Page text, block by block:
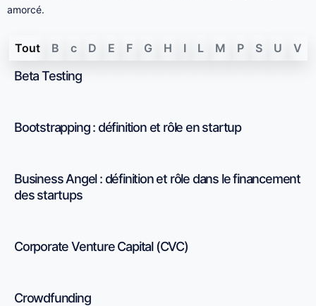
amorcé.
B c D E F G H I L M P S U V
Tout
Beta Testing
Bootstrapping : définition et rôle en startup
Business Angel : définition et rôle dans le financement
des startups
Corporate Venture Capital (CVC)
Crowdfunding